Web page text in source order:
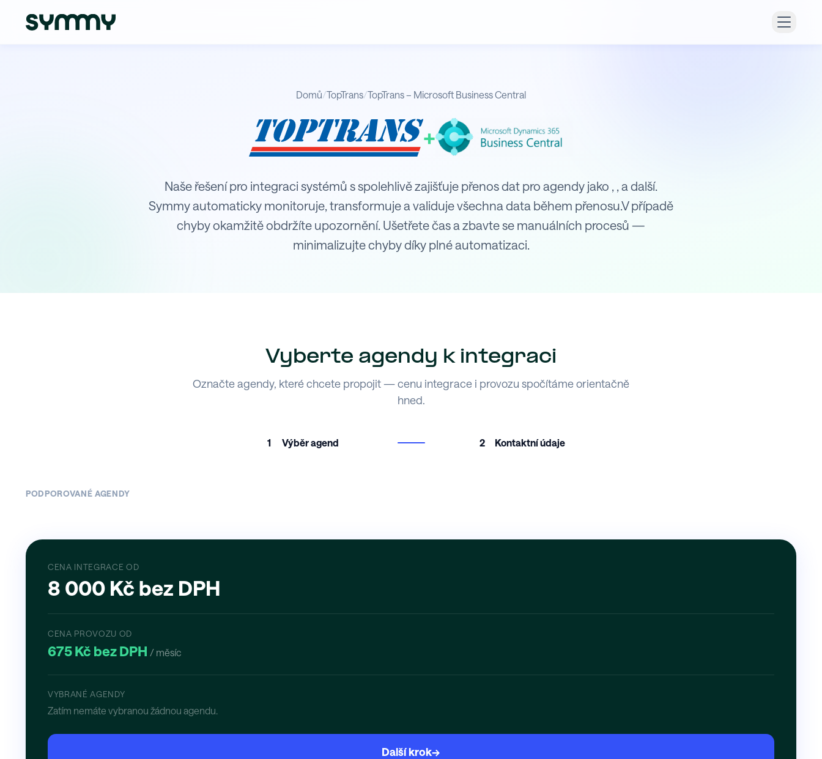
Domů/TopTrans/TopTrans – Microsoft Business Central
+
Integrace TopTrans s Microsoft Business Central
Naše řešení pro integraci systémů s spolehlivě zajišťuje přenos dat pro agendy jako , , a další.
Symmy automaticky monitoruje, transformuje a validuje všechna data během přenosu.V případě
chyby okamžitě obdržíte upozornění. Ušetřete čas a zbavte se manuálních procesů —
minimalizujte chyby díky plné automatizaci.
Vyberte agendy k integraci
Označte agendy, které chcete propojit — cenu integrace i provozu spočítáme orientačně
hned.
1 Výběr agend 2 Kontaktní údaje
PODPOROVANÉ AGENDY
CENA INTEGRACE OD
8 000 Kč bez DPH
CENA PROVOZU OD
675 Kč bez DPH / měsíc
VYBRANÉ AGENDY
Zatím nemáte vybranou žádnou agendu.
Další krok→